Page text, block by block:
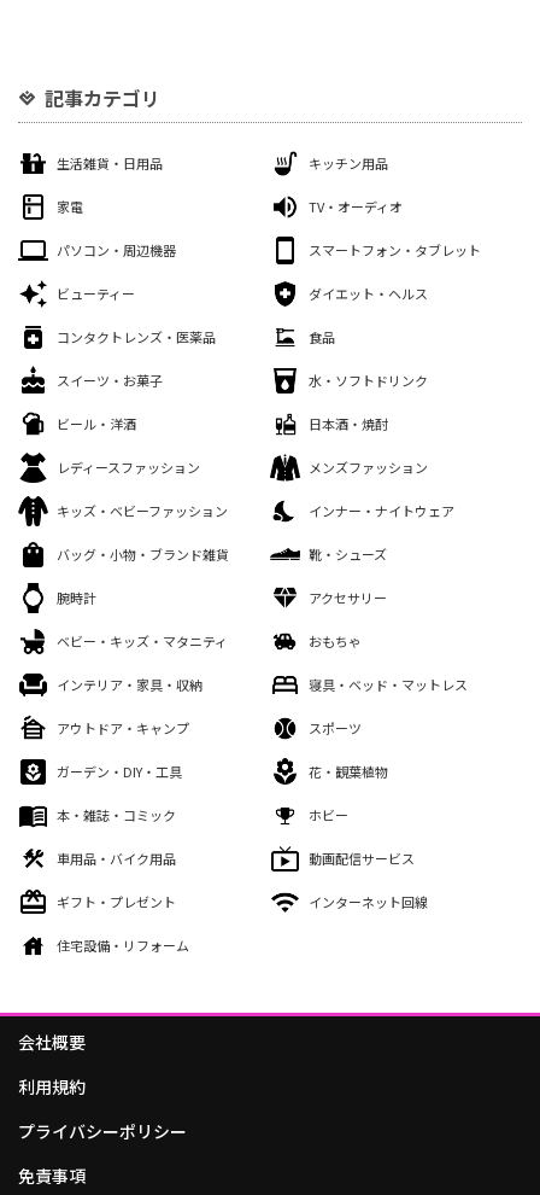
記事カテゴリ
生活雑貨・日用品 キッチン用品
家電 TV・オーディオ
パソコン・周辺機器 スマートフォン・タブレット
ビューティー ダイエット・ヘルス
コンタクトレンズ・医薬品 食品
スイーツ・お菓子 水・ソフトドリンク
ビール・洋酒 日本酒・焼酎
レディースファッション メンズファッション
キッズ・ベビーファッション インナー・ナイトウェア
バッグ・小物・ブランド雑貨 靴・シューズ
腕時計 アクセサリー
ベビー・キッズ・マタニティ おもちゃ
インテリア・家具・収納 寝具・ベッド・マットレス
アウトドア・キャンプ スポーツ
ガーデン・DIY・工具 花・観葉植物
本・雑誌・コミック ホビー
車用品・バイク用品 動画配信サービス
ギフト・プレゼント インターネット回線
住宅設備・リフォーム
会社概要
利用規約
プライバシーポリシー
免責事項